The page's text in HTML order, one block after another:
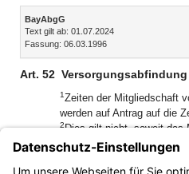
Inhalt
BayAbgG
Text gilt ab: 01.07.2024
Fassung: 06.03.1996
Art. 52 Versorgungsabfindung
1Zeiten der Mitgliedschaft
werden auf Antrag auf die
2Dies gilt nicht, soweit das
Landtags auf eigenen
im Versorgungswerk des